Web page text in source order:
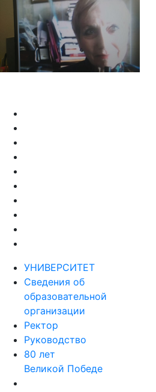
УНИВЕРСИТЕТ
Сведения об
образовательной
организации
Ректор
Руководство
80 лет
Великой Победе